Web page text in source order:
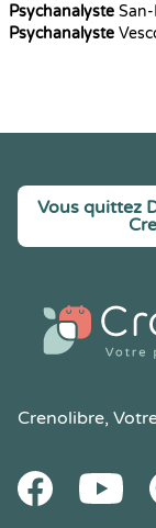
Psychanalyste
Psychanalyste
Vous quittez
Crenolibre,
FacebookYoutube